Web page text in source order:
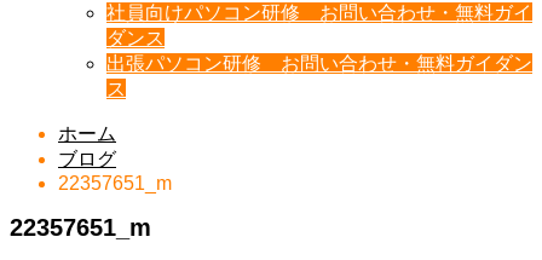
社員向けパソコン研修 お問い合わせ・無料ガイ
ダンス
出張パソコン研修 お問い合わせ・無料ガイダン
ス
ホーム
ブログ
22357651_m
22357651_m